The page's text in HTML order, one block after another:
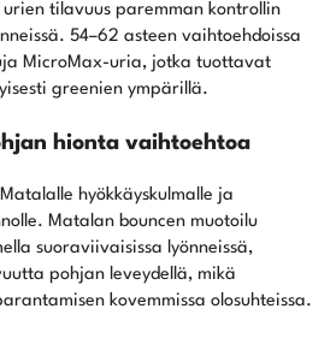
tilavuus paremman kontrollin
54–62 asteen vaihtoehdoissa
MicroMax-uria, jotka tuottavat
greenien ympärillä.
hionta vaihtoehtoa
hyökkäyskulmalle ja
Matalan bouncen muotoilu
suoraviivaisissa lyönneissä,
pohjan leveydellä, mikä
kovemmissa olosuhteissa.